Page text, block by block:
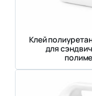
Клей
для